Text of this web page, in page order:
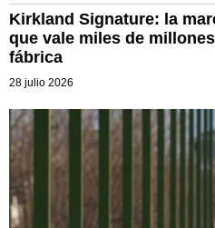
Kirkland Signature: la
que vale miles de
fábrica
28 julio 2026